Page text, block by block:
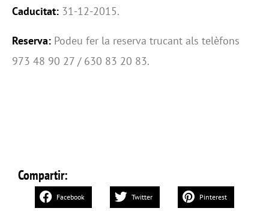
Caducitat: 31-12-2015.
Reserva: Podeu fer la reserva trucant als telèfons
973 48 90 27 / 630 83 20 83.
Compartir:
Facebook Twitter Pinterest